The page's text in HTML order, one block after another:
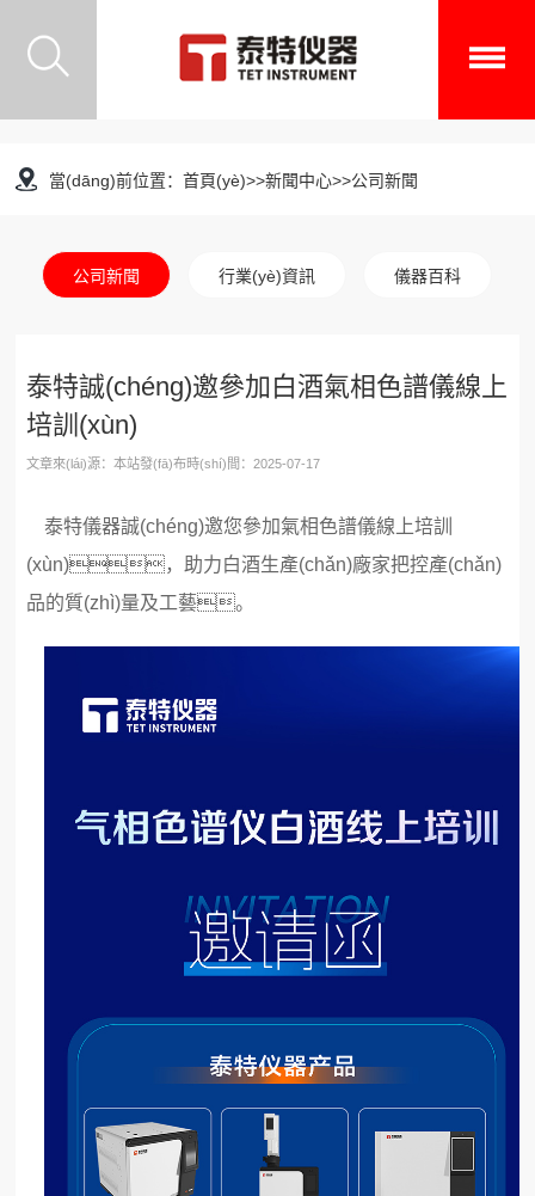
當(dāng)前位置：首頁(yè)>>新聞中心>>公司新聞
公司新聞 行業(yè)資訊 儀器百科
泰特誠(chéng)邀參加白酒氣相色譜儀線上
培訓(xùn)
文章來(lái)源：本站發(fā)布時(shí)間：2025-07-17
泰特儀器誠(chéng)邀您參加氣相色譜儀線上培訓
(xùn)，助力白酒生產(chǎn)廠家把控產(chǎn)
品的質(zhì)量及工藝。